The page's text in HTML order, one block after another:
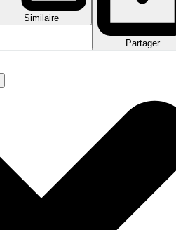
Similaire
Partager